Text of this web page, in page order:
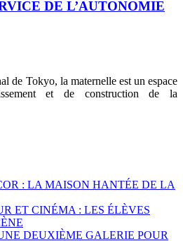
DE L’AUTONOMIE
de Tokyo, la maternelle est un espace
et de construction de la
: LA MAISON HANTÉE DE LA
ET CINÉMA : LES ÉLÈVES
DEUXIÈME GALERIE POUR